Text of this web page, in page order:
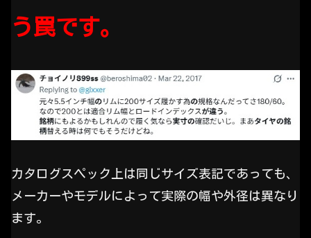
う罠です。
カタログスペック上は同じサイズ表記であっても、
メーカーやモデルによって実際の幅や外径は異なり
ます。